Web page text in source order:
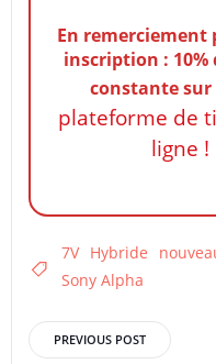
En remerciement
inscription : 10%
constantesur
plateforme de
ligne !
7V Hybride
Sony Alpha
PostPREVIOUS POST